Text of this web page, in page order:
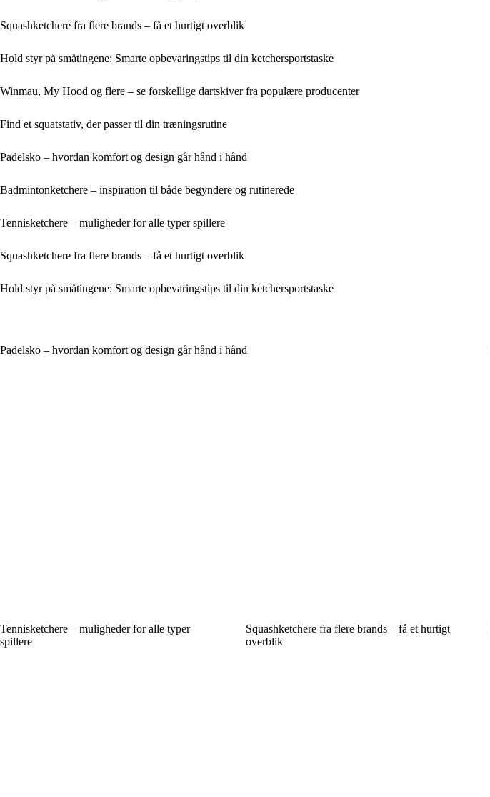
Squashketchere fra flere brands – få et hurtigt overblik
Hold styr på småtingene: Smarte opbevaringstips til din ketchersportstaske
Winmau, My Hood og flere – se forskellige dartskiver fra populære producenter
Find et squatstativ, der passer til din træningsrutine
Padelsko – hvordan komfort og design går hånd i hånd
Badmintonketchere – inspiration til både begyndere og rutinerede
Tennisketchere – muligheder for alle typer spillere
Squashketchere fra flere brands – få et hurtigt overblik
Hold styr på småtingene: Smarte opbevaringstips til din ketchersportstaske
Padelsko – hvordan komfort og design går hånd i hånd
Tennisketchere – muligheder for alle typer
spillere
Squashketchere fra flere brands – få et hurtigt
overblik